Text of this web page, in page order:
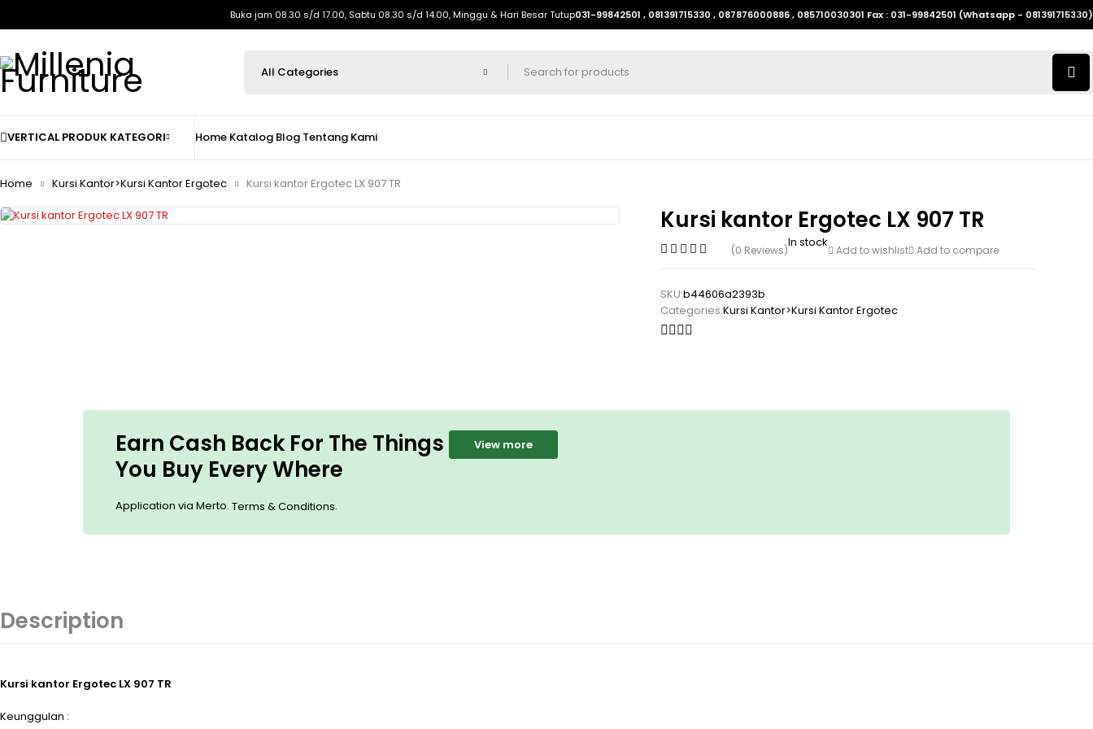
Buka jam 08.30 s/d 17.00, Sabtu 08.30 s/d 14.00, Minggu & Hari Besar Tutup031-99842501 , 081391715330 , 087876000886 , 085710030301 Fax : 031-99842501 (Whatsapp - 081391715330)
VERTICAL PRODUK KATEGORI Home Katalog Blog Tentang Kami
Home Kursi Kantor>Kursi Kantor Ergotec Kursi kantor Ergotec LX 907 TR
Kursi kantor Ergotec LX 907 TR
(0 Reviews)
In stock
Add to wishlist Add to compare
SKU:b44606a2393b
Categories:Kursi Kantor>Kursi Kantor Ergotec
Earn Cash Back For The Things
You Buy Every Where
Application via Merto. Terms & Conditions.
View more
Description
Kursi kantor Ergotec LX 907 TR
Keunggulan :